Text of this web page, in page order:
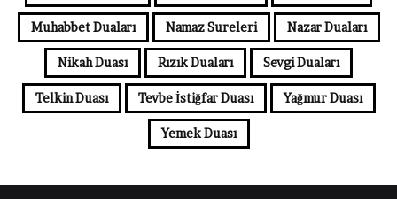
Muhabbet Duaları Namaz Sureleri Nazar Duaları
Nikah Duası Rızık Duaları Sevgi Duaları
Telkin Duası Tevbe İstiğfar Duası Yağmur Duası
Yemek Duası